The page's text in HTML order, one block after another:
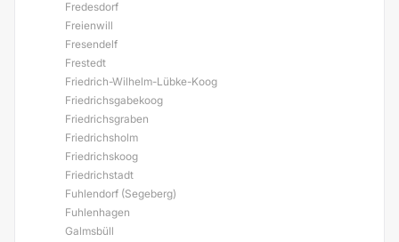
Fredesdorf
Freienwill
Fresendelf
Frestedt
Friedrich-Wilhelm-Lübke-Koog
Friedrichsgabekoog
Friedrichsgraben
Friedrichsholm
Friedrichskoog
Friedrichstadt
Fuhlendorf (Segeberg)
Fuhlenhagen
Galmsbüll